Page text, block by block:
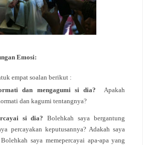
Emosi:
empat soalan berikut :
dan mengagumi si dia?
Apakah
dan kagumi tentangnya?
si dia?Bolehkah saya bergantung
percayakan keputusannya? Adakah saya
saya memepercayai apa-apa yang